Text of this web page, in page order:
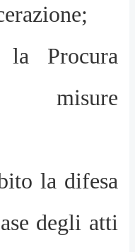
la Procura
misure
la difesa
degli atti